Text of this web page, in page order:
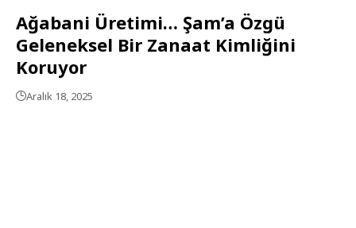
Ağabani Üretimi… Şam’a Özgü
Geleneksel Bir Zanaat Kimliğini
Koruyor
Aralık 18, 2025